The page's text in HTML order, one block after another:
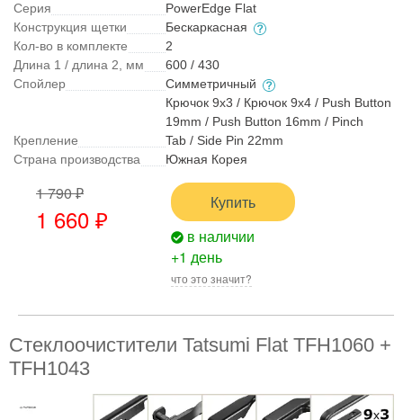
Серия
PowerEdge Flat
Конструкция щетки
Бескаркасная
Кол-во в комплекте
2
Длина 1 / длина 2, мм
600 / 430
Спойлер
Симметричный
Крепление
Крючок 9x3 / Крючок 9x4 / Push Button
19mm / Push Button 16mm / Pinch
Tab / Side Pin 22mm
Страна производства
Южная Корея
1 790 ₽
1 660 ₽
Купить
в наличии
+1 день
что это значит?
Стеклоочистители Tatsumi Flat TFH1060 +
TFH1043